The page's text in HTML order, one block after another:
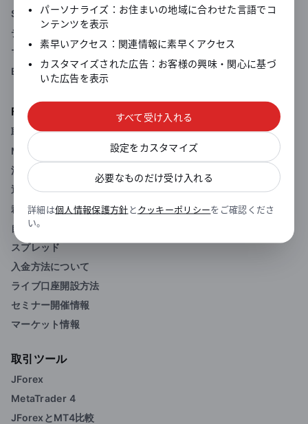
SWFX（スイスFXマーケットプレイス）
デューカスコピーの透明性
マーケットデプス（板情報）
BID/OFFER注文
FXサービス
取引概要
MT４ FX取引口座
法人口座
通知サービス
裁量取引
自動取引
スプレッド
入金方法について
ライブ口座開設方法
セミナー開催情報
マーケット情報
取引ツール
JForex
MetaTrader 4
JForexとMT4比較
•
パーソナライズ：お住まいの地域に合わせた言語でコ
ンテンツを表示
•
素早いアクセス：関連情報に素早くアクセス
•
カスタマイズされた広告：お客様の興味・関心に基づ
いた広告を表示
すべて受け入れる
設定をカスタマイズ
必要なものだけ受け入れる
詳細は個人情報保護方針とクッキーポリシーをご確認くださ
い。